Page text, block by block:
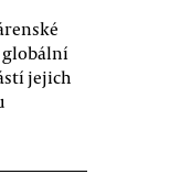
jejich